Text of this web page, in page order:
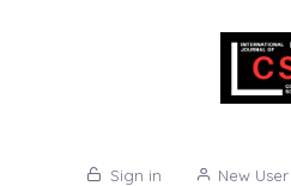
Sign in New User